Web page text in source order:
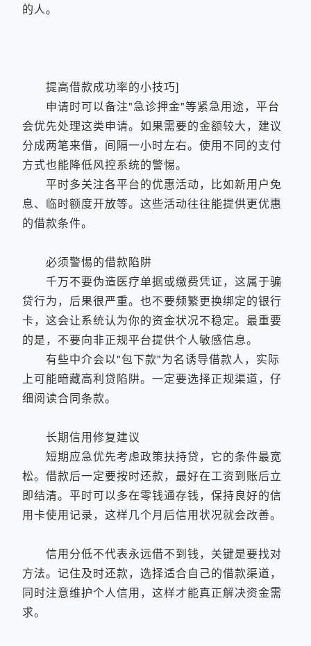
的人。
提高借款成功率的小技巧]
申请时可以备注"急诊押金"等紧急用途，平台
会优先处理这类申请。如果需要的金额较大，建议
分成两笔来借，间隔一小时左右。使用不同的支付
方式也能降低风控系统的警惕。
平时多关注各平台的优惠活动，比如新用户免
息、临时额度开放等。这些活动往往能提供更优惠
的借款条件。
必须警惕的借款陷阱
千万不要伪造医疗单据或缴费凭证，这属于骗
贷行为，后果很严重。也不要频繁更换绑定的银行
卡，这会让系统认为你的资金状况不稳定。最重要
的是，不要向非正规平台提供个人敏感信息。
有些中介会以"包下款"为名诱导借款人，实际
上可能暗藏高利贷陷阱。一定要选择正规渠道，仔
细阅读合同条款。
长期信用修复建议
短期应急优先考虑政策扶持贷，它的条件最宽
松。借款后一定要按时还款，最好在工资到账后立
即结清。平时可以多在零钱通存钱，保持良好的信
用卡使用记录，这样几个月后信用状况就会改善。
信用分低不代表永远借不到钱，关键是要找对
方法。记住及时还款，选择适合自己的借款渠道，
同时注意维护个人信用，这样才能真正解决资金需
求。